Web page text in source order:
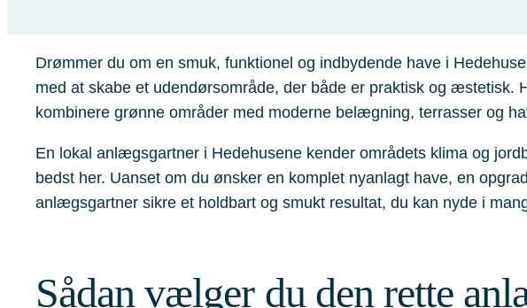
Drømmer du om en smuk, funktionel og indbydende have i
med at skabe et udendørsområde, der både er praktisk og
kombinere grønne områder med moderne belægning, terrasser og
En lokal anlægsgartner i Hedehusene kender områdets klima og
bedst her. Uanset om du ønsker en komplet nyanlagt have, en
anlægsgartner sikre et holdbart og smukt resultat, du kan nyde i
Sådan vælger du den rette